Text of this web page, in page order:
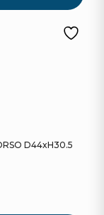
D44xH30.5